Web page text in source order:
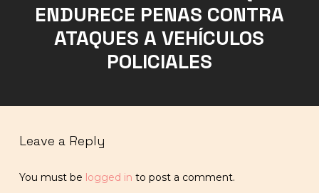
ENDURECE PENAS CONTRA
ATAQUES A VEHÍCULOS
POLICIALES
Leave a Reply
You must be logged in to post a comment.